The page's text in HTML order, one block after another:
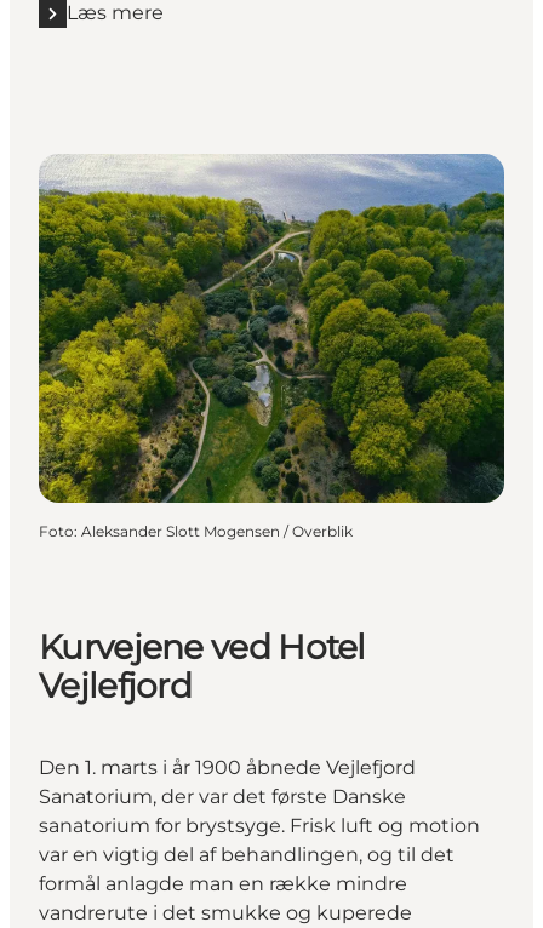
Læs mere
Læs mere "Den sidste skanse for Horsens Fjord"
Foto: Aleksander Slott Mogensen / Overblik
Kurvejene ved Hotel
Vejlefjord
Den 1. marts i år 1900 åbnede Vejlefjord
Sanatorium, der var det første Danske
sanatorium for brystsyge. Frisk luft og motion
var en vigtig del af behandlingen, og til det
formål anlagde man en række mindre
vandrerute i det smukke og kuperede